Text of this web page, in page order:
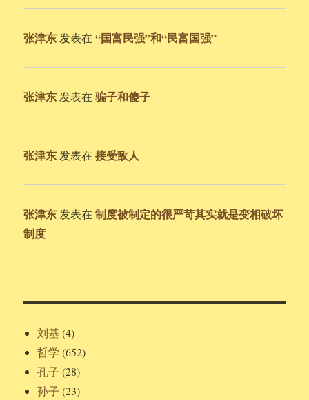
张津东 发表在“国富民强”和“民富国强”
张津东 发表在骗子和傻子
张津东 发表在接受敌人
张津东 发表在制度被制定的很严苛其实就是变相破坏
制度
刘基 (4)
哲学 (652)
孔子 (28)
孙子 (23)